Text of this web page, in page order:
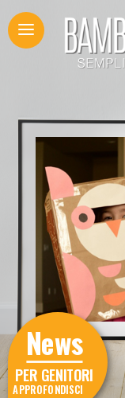
News
PER GENITORI
APPROFONDISCI